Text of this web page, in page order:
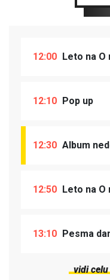
12:00 Leto na O
12:10 Pop up
12:30 Album
12:50 Leto na O
13:10 Pesma
vidi